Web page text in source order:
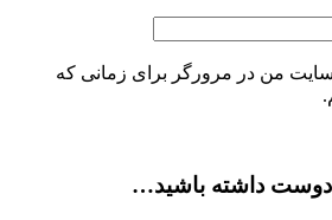
من در مرورگر برای زمانی که
داشته باشید…